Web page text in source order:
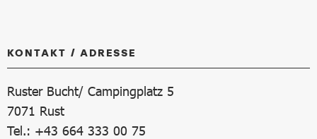
KONTAKT / ADRESSE
Ruster Bucht/ Campingplatz 5
7071 Rust
Tel.: +43 664 333 00 75